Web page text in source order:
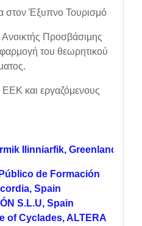
στον Έξυπνο Τουρισμό
Προσβάσιμης
του θεωρητικού
ΕΕΚ και εργαζόμενους
Ilinniarfik, Greenland
de Formación
Spain
S.L.U, Spain
of Cyclades, ALTERA